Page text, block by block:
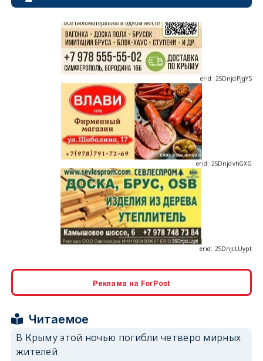
erid: 2SDnjdPjgYS
erid: 2SDnjdvhGXG
erid: 2SDnjcrDNw6
Реклама на ForPost
Читаемое
В Крыму этой ночью погибли четверо мирных
жителей